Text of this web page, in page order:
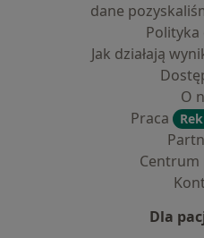
dane
Polityka
Jak działają
O
Praca
Centrum
Dla